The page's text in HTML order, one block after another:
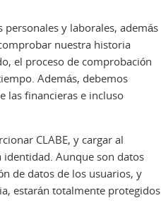
y laborales, además
nuestra historia
el proceso de comprobación
Además, debemos
las financieras e incluso
CLABE, y cargar al
identidad. Aunque son datos
de datos de los usuarios, y
estarán totalmente protegidos